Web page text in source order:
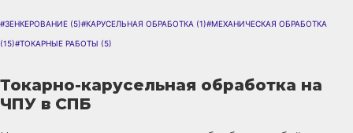
#ЗЕНКЕРОВАНИЕ (5)#КАРУСЕЛЬНАЯ ОБРАБОТКА (1)#МЕХАНИЧЕСКАЯ ОБРАБОТКА
(15)#ТОКАРНЫЕ РАБОТЫ (5)
Токарно-карусельная обработка на
ЧПУ в СПБ